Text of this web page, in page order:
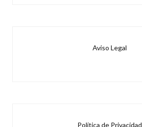
Aviso Legal
Política de Privacidad